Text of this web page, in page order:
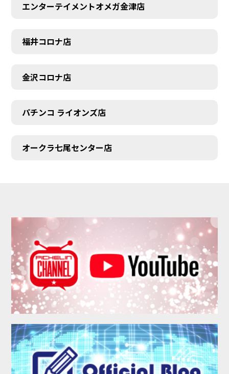
エンターテイメントオメガ金津店
福井コロナ店
金沢コロナ店
パチンコ ライオンズ店
オークラ七尾センター店